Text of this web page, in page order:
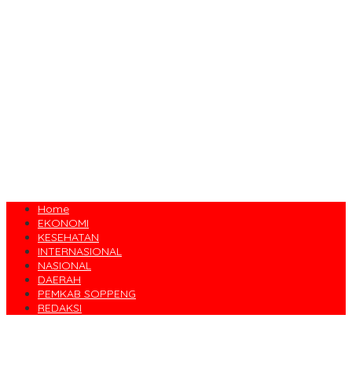
Home
EKONOMI
KESEHATAN
INTERNASIONAL
NASIONAL
DAERAH
PEMKAB SOPPENG
REDAKSI